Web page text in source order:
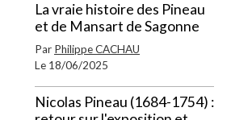
La vraie histoire des Pineau
et de Mansart de Sagonne
Par Philippe CACHAU
Le 18/06/2025
Nicolas Pineau (1684-1754) :